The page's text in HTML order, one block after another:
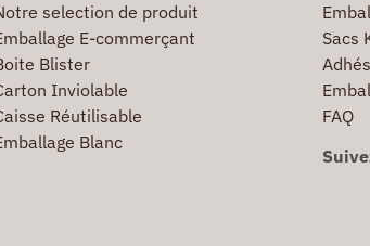
selection de produit
E-commerçant
Blister
Inviolable
Réutilisable
Blanc
Sacs
FAQ